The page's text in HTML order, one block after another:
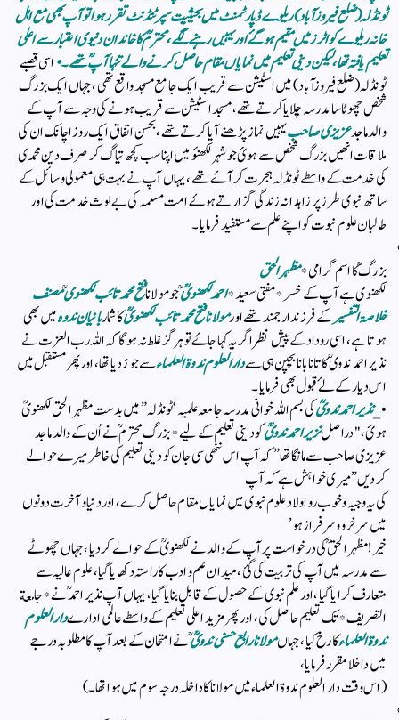
ٹونڈلہ (ضلع فیروزآباد‌ ) ریلوے ڈپارٹمنٹ میں بحیثیت سپرٹنڈنٹ تقرر ہوا تو آپ بھی مع اہل
خانہ ریلوے کواٹرز میں مقیم ہوگۓ اور یہیں رہنے لگے ، محترمؒ کا خاندان دنیوی اعتبار سے اعلی
تعلیم یافتہ تھا‌ ، لیکن دینی تعلیم میں نمایاں مقام حاصل کرنے والے تنہا آپ ؒ تھے ۔ •اسی قصبے
ٹونڈلہ( ضلع فیروزآباد )میں اسٹیشن سے قریب ایک جامع مسجد واقع تھی، جہاں ایک بزرگ
شخص چھوٹا سا مدرسہ چلایا کرتے تھے ، مسجد اسٹیشن سے قریب ہونے کی وجہ سے آپ کے
والد ماجدعزیزی صاحبیہیں نماز پڑھنے آیا کرتے تھے ، بحسن اتفاق ایک روز اچانک ان کی
ملاقات انھیں بزرگ شخص سے ہوئ جو شہر لکھنؤ میں اپنا سب کچھ تیاگ کر صرف دین محمدی
کی خدمت کے واسطے ٹونڈلہ ہجرت کرآۓ تھے ، یہاں آپ نے بہت ہی معمولی وسائل کے
ساتھ نبوی طرز پر زاہدانہ زندگی گزارتے ہوۓ امت مسلمہ کی‌ بے لوث خدمت کی اور
طالبان علوم نبوت کو اپنے علم سے مستفید فرمایا ۔
بزرگ ؒ کا اسم گرامی *مظہر الحق
لکھنوی ہے آپ کے خسر * مفتی سعید*احمد لکھنویؒؒ جو مولانافتح محمد تائب لکھنویمصنف
خلاصۃ التفسیرکے فرزند ارجمند تھے اورمولانا فتح محمد تائب لکھنویؒکا شماربانیان ندوہمیں بھی
ہوتا ہے ، اسی روداد کے پیش نظر اگر یہ کہا جاۓ تو ہر گز غلط نہ ہوگا کہ اللہ رب العزت نے
نذیر احمد ندوی ؒ کا تانا بانا بچپن ہی سےدارالعلوم ندوۃ العلماءسےجوڑ دیا تھا ، اور پھر مستقبل میں
اس دیار کے لۓ قبول بھی فرمایا ۔
•_نذیر احمد ندویؒکی بسم اللہ خوانی مدرسہ جامعہ علمیہ ‘ٹونڈلہ” میں بدست مظہر الحق لکھنویؒ
ہوئ ، "دراصلنزیر احمد ندویؒکو دینی تعلیم کے لیے *بزرگ محترم ؒ نے اُن کے والد ماجد
عزیزی صاحب سے مانگا تھا ” کہ آپ اس ننھی سی جان‌ کو دینی تعلیم کی خاطر میرے حوالے
کردیں” میری خواہش ہے کہ آپ
کی یہ وجیہ و خوب رو اولاد علوم نبوی میں نمایاں مقام‌حاصل کرے ، اور دنیا و آخرت دونوں
میں سرخرو و سرفراز ہو’
خیر! مظہر الحق ؒکی درخواست پر آپ کے والد نے لکھنویؒ کے حوالے کردیا ‌، جہاں چھوٹے
سے مدرسہ میں آپ کی تربیت کی گئ ، میدان علم و ادب کا راستہ دکھایا گیا ، علوم عالیہ سے
متعارف کرایا گیا ، اور علم نبوی کے حصول کے قابل بنایا گیا ، یہاں آپ نذیر احمد ؒ نے *جامعة
التصریف* تک تعلیم حاصل کی ، اور پھر مزید اعلی تعلیم کے واسطے عالمی ادارےدار العلوم
ندوۃ العلماءکا ‌رخ کیا ، جہاںمولانا رابع حسنی ندویؒؒ نے امتحان کے بعد آپ کا مطلوبہ درجے
میں داخلا مقرر فرمایا ،
(اس وقت دار العلوم ندوۃ العلماء میں مولانا کا داخلہ درجہ سوم‌‌ میں ہوا تھا ۔)